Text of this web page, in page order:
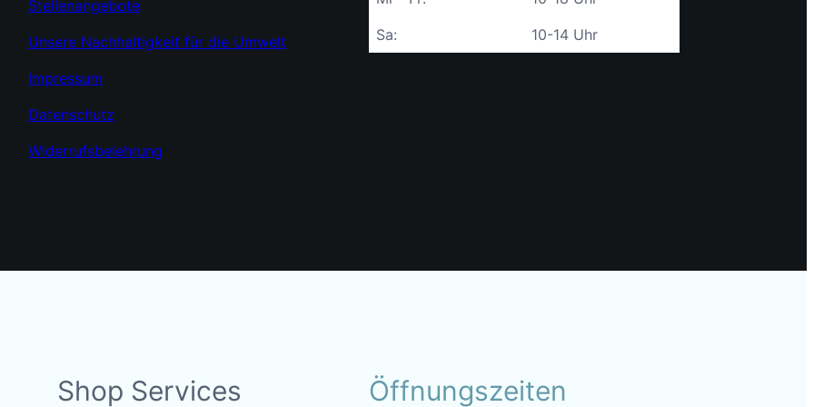
Stellenangebote
Unsere Nachhaltigkeit für die Umwelt
Impressum
Datenschutz
Widerrufsbelehrung
Sa:
10-14 Uhr
Shop Services Öffnungszeiten